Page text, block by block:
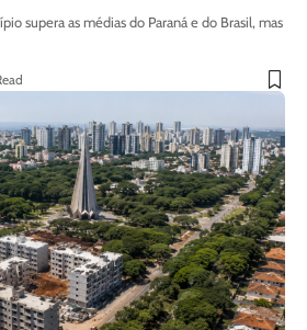
supera as médias do Paraná e do Brasil, mas